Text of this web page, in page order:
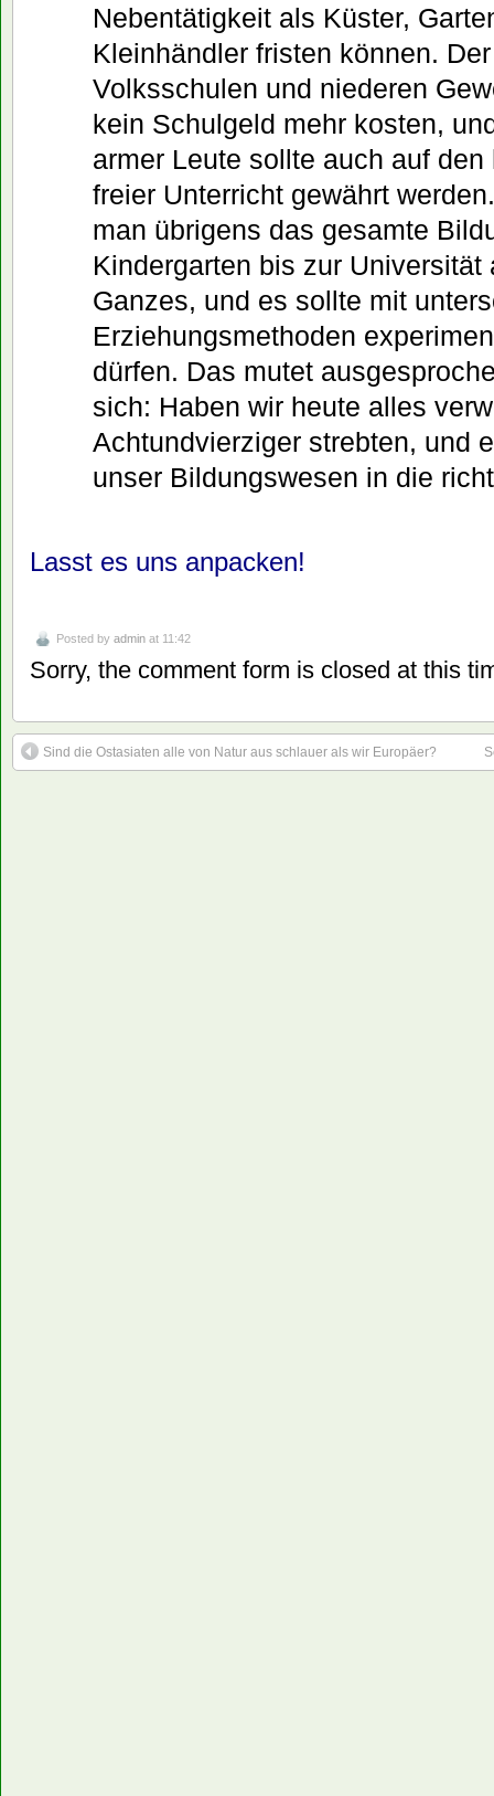
Nebentätigkeit als Küster,
Kleinhändler fristen können.
Volksschulen und niederen
kein Schulgeld mehr kosten,
armer Leute sollte auch auf
freier Unterricht gewährt
man übrigens das gesamte
Kindergarten bis zur Universität
Ganzes, und es sollte mit
Erziehungsmethoden
dürfen. Das mutet
sich: Haben wir heute alles
Achtundvierziger strebten, und
unser Bildungswesen in die
Lasst es uns anpacken!
Posted by admin at 11:42
Sorry, the comment form is closed at this
Sind die Ostasiaten alle von Natur aus schlauer als wir Europäer?